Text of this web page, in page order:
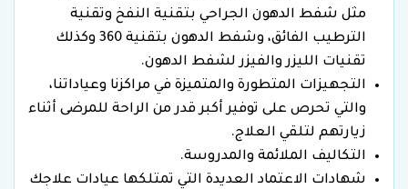
مثل شفط الدهون الجراحي بتقنية النفخ وتقنية
الترطيب الفائق، وشفط الدهون بتقنية 360 وكذلك
تقنيات الليزر والفيزر لشفط الدهون.
التجهيزات المتطورة والمتميزة في مراكزنا وعياداتنا،
والتي تحرص على توفير أكبر قدر من الراحة للمرضى أثناء
زيارتهم لتلقي العلاج.
التكاليف الملائمة والمدروسة.
شهادات الاعتماد العديدة التي تمتلكها عيادات علاجك